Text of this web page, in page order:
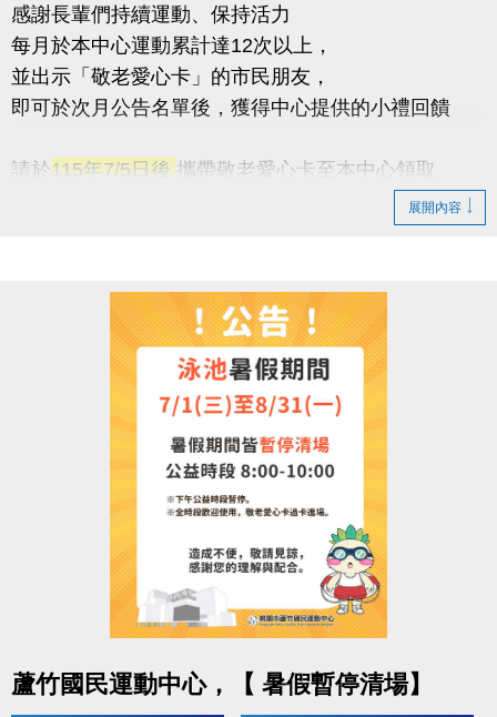
感謝長輩們持續運動、保持活力
每月於本中心運動累計達12次以上，
並出示「敬老愛心卡」的市民朋友，
即可於次月公告名單後，獲得中心提供的小禮回饋
請於115年7/5日後攜帶敬老愛心卡至本中心領取
◆ 不可委託他人代領
持續運動不僅讓身體更健康，
還能感受滿滿的鼓勵與心意
-洽詢專線：03-2639066 #112
-官網 :
https://www.lzsports.com.tw/zh_TW/news/pageID/1/
-FB : 桃園市蘆竹國民運動中心
-IG : @luzhusports
展開內容
蘆竹國民運動中心，【 暑假暫停清場】